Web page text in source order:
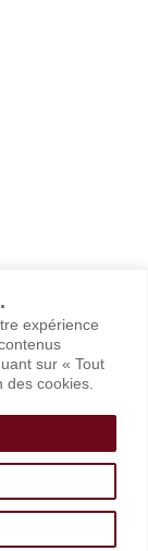
expérience
sur « Tout
cookies.
Back
Top